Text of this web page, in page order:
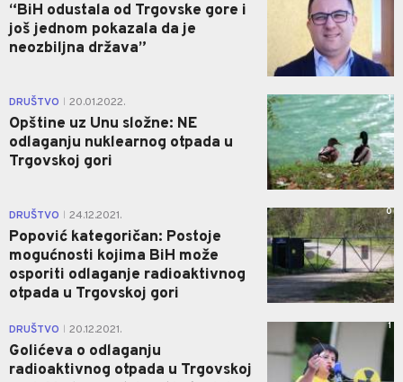
“BiH odustala od Trgovske gore i
još jednom pokazala da je
neozbiljna država”
DRUŠTVO 20.01.2022.
Opštine uz Unu složne: NE
odlaganju nuklearnog otpada u
Trgovskoj gori
1
DRUŠTVO 24.12.2021.
Popović kategoričan: Postoje
mogućnosti kojima BiH može
osporiti odlaganje radioaktivnog
otpada u Trgovskoj gori
0
DRUŠTVO 20.12.2021.
Golićeva o odlaganju
radioaktivnog otpada u Trgovskoj
1